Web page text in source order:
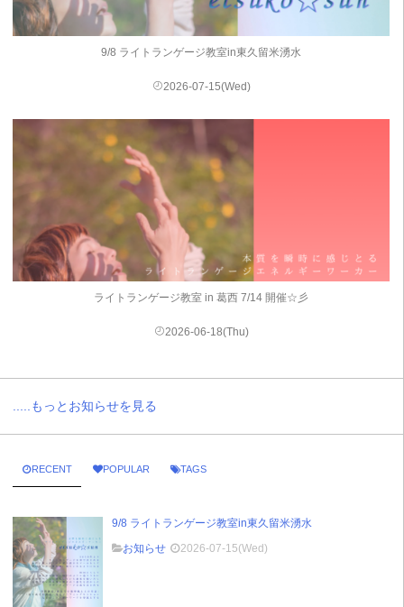
9/8 ライトランゲージ教室in東久留米湧水
2026-07-15(Wed)
ライトランゲージ教室 in 葛西 7/14 開催☆彡
2026-06-18(Thu)
.....もっとお知らせを見る
RECENT POPULAR TAGS
9/8 ライトランゲージ教室in東久留米湧水
お知らせ
2026-07-15(Wed)